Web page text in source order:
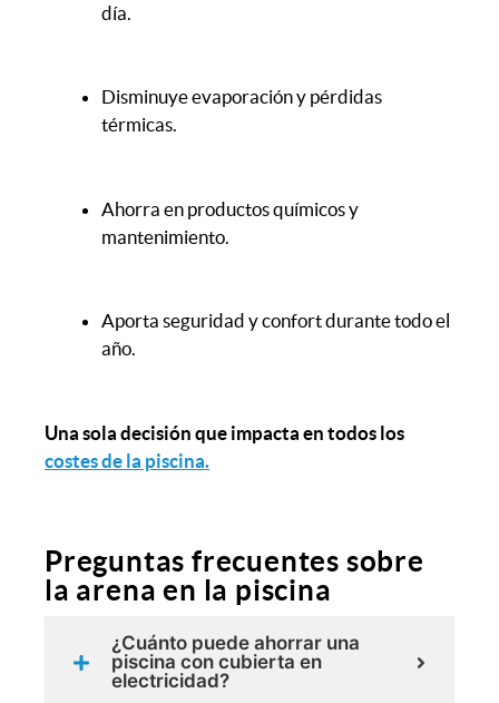
día.
Disminuye evaporación y pérdidas
térmicas.
Ahorra en productos químicos y
mantenimiento.
Aporta seguridad y confort durante todo el
año.
Una sola decisión que impacta en todos los
costes de la piscina.
Preguntas frecuentes sobre
la arena en la piscina
¿Cuánto puede ahorrar una
piscina con cubierta en
electricidad?